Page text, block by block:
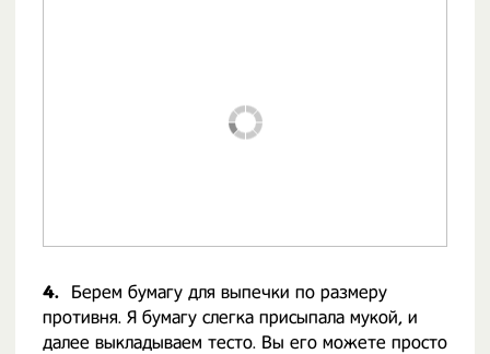
4.
Берем бумагу для выпечки по размеру
противня. Я бумагу слегка присыпала мукой, и
далее выкладываем тесто. Вы его можете просто